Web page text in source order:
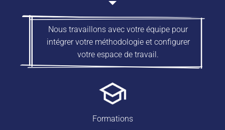
Nous travaillons avec votre équipe pour
intégrer votre méthodologie et configurer
votre espace de travail.
Formations